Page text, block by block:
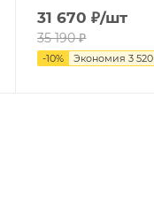
31 670 ₽/шт
35 190₽
-10% Экономия3 520